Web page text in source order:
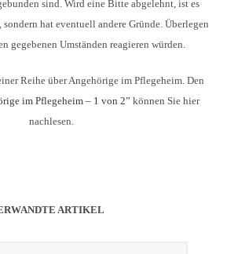
sind. Wird eine Bitte abgelehnt, ist es
hat eventuell andere Gründe. Überlegen
gegebenen Umständen reagieren würden.
Reihe über Angehörige im Pflegeheim. Den
im Pflegeheim – 1 von 2” können Sie hier
nachlesen.
ARTIKEL